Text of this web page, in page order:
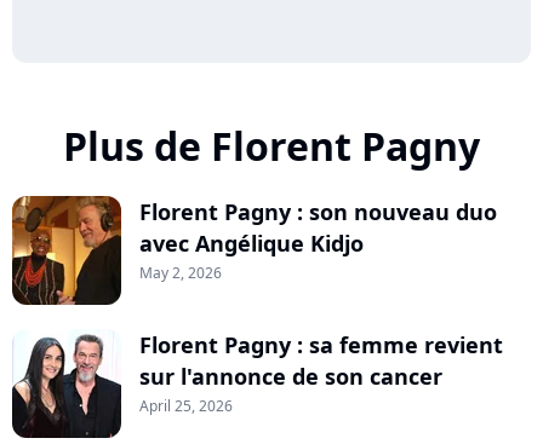
Plus de Florent Pagny
Florent Pagny : son nouveau duo
avec Angélique Kidjo
May 2, 2026
Florent Pagny : sa femme revient
sur l'annonce de son cancer
April 25, 2026